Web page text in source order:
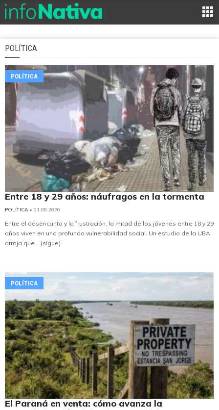
POLÍTICA
POLÍTICA
Entre 18 y 29 años: náufragos en la tormenta
POLÍTICA • 01.08.2026
Entre el desencanto y la frustración, la mitad de los jóvenes entre 18 y 29
años viven en una profunda vulnerabilidad social. Un estudio de la UBA
arroja que... (sigue)
POLÍTICA
El Paraná en venta: cómo avanza la